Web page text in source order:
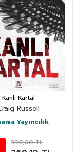
Kanlı Kartal
Russell
Yayıncılık
390,00TL